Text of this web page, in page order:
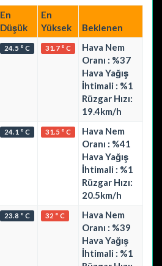
En
Düşük
En
Yüksek
Beklenen
24.5 ° C 31.7 ° C
Hava Nem
Oranı : %37
Hava Yağış
İhtimali : %1
Rüzgar Hızı:
19.4km/h
24.1 ° C 31.5 ° C
Hava Nem
Oranı : %41
Hava Yağış
İhtimali : %1
Rüzgar Hızı:
20.5km/h
23.8 ° C 32 ° C
Hava Nem
Oranı : %39
Hava Yağış
İhtimali : %1